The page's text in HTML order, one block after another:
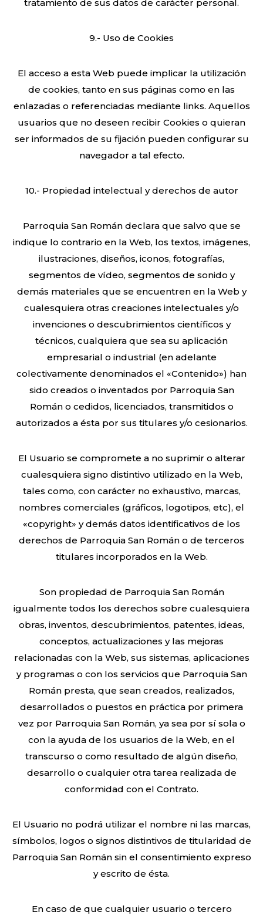
tratamiento de sus datos de carácter personal.
9.- Uso de Cookies
El acceso a esta Web puede implicar la utilización
de cookies, tanto en sus páginas como en las
enlazadas o referenciadas mediante links. Aquellos
usuarios que no deseen recibir Cookies o quieran
ser informados de su fijación pueden configurar su
navegador a tal efecto.
10.- Propiedad intelectual y derechos de autor
Parroquia San Román declara que salvo que se
indique lo contrario en la Web, los textos, imágenes,
ilustraciones, diseños, iconos, fotografías,
segmentos de vídeo, segmentos de sonido y
demás materiales que se encuentren en la Web y
cualesquiera otras creaciones intelectuales y/o
invenciones o descubrimientos científicos y
técnicos, cualquiera que sea su aplicación
empresarial o industrial (en adelante
colectivamente denominados el «Contenido») han
sido creados o inventados por Parroquia San
Román o cedidos, licenciados, transmitidos o
autorizados a ésta por sus titulares y/o cesionarios.
El Usuario se compromete a no suprimir o alterar
cualesquiera signo distintivo utilizado en la Web,
tales como, con carácter no exhaustivo, marcas,
nombres comerciales (gráficos, logotipos, etc), el
«copyright» y demás datos identificativos de los
derechos de Parroquia San Román o de terceros
titulares incorporados en la Web.
Son propiedad de Parroquia San Román
igualmente todos los derechos sobre cualesquiera
obras, inventos, descubrimientos, patentes, ideas,
conceptos, actualizaciones y las mejoras
relacionadas con la Web, sus sistemas, aplicaciones
y programas o con los servicios que Parroquia San
Román presta, que sean creados, realizados,
desarrollados o puestos en práctica por primera
vez por Parroquia San Román, ya sea por sí sola o
con la ayuda de los usuarios de la Web, en el
transcurso o como resultado de algún diseño,
desarrollo o cualquier otra tarea realizada de
conformidad con el Contrato.
El Usuario no podrá utilizar el nombre ni las marcas,
símbolos, logos o signos distintivos de titularidad de
Parroquia San Román sin el consentimiento expreso
y escrito de ésta.
En caso de que cualquier usuario o tercero